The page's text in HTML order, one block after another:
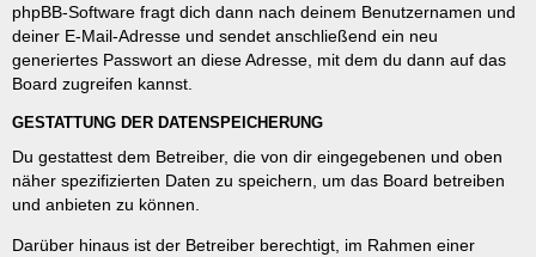
phpBB-Software fragt dich dann nach deinem Benutzernamen und
deiner E-Mail-Adresse und sendet anschließend ein neu
generiertes Passwort an diese Adresse, mit dem du dann auf das
Board zugreifen kannst.
GESTATTUNG DER DATENSPEICHERUNG
Du gestattest dem Betreiber, die von dir eingegebenen und oben
näher spezifizierten Daten zu speichern, um das Board betreiben
und anbieten zu können.
Darüber hinaus ist der Betreiber berechtigt, im Rahmen einer